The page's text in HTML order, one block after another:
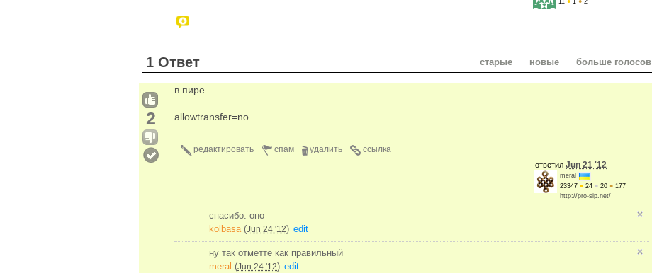
1 Ответ старые новые больше голосов
2
в пире
allowtransfer=no
ссылка
удалить
спам
редактировать
ответил Jun 21 '12
meral
23347 ● 24 ● 20 ● 177
http://pro-sip.net/
спасибо. оно
kolbasa (Jun 24 '12) edit
ну так отметте как правильный
meral (Jun 24 '12) edit